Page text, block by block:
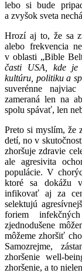
lebo si bude
a zvyšok sveta
Hrozí aj to, že sa
alebo frekvencia
v oblasti „Bible
časti USA, kde je
kultúru, politiku a
suverénne najviac
zameraná len na
spolu spávať, len
Preto si myslím, že
detí, no v
zhoršuje zdravie
ale agresivita
populácie. V
ktoré sa dokážu
infikovať aj za
selektujú
foriem
zjednodušene
môžeme zhoršiť
Samozrejme,
zhoršenie well-
zhoršenie, a to